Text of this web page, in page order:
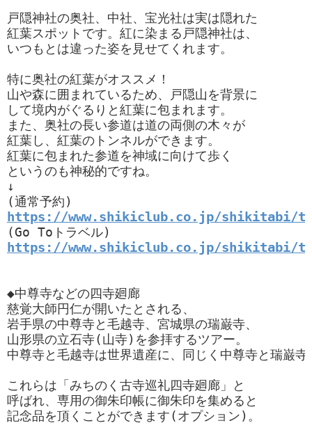
戸隠神社の奥社、中社、宝光社は実は隠れた
紅葉スポットです。紅に染まる戸隠神社は、
いつもとは違った姿を見せてくれます。
特に奥社の紅葉がオススメ！
山や森に囲まれているため、戸隠山を背景に
して境内がぐるりと紅葉に包まれます。
また、奥社の長い参道は道の両側の木々が
紅葉し、紅葉のトンネルができます。
紅葉に包まれた参道を神域に向けて歩く
というのも神秘的ですね。
↓
https://www.shikiclub.co.jp/shikitabi/
https://www.shikiclub.co.jp/shikitabi/
◆中尊寺などの四寺廻廊
慈覚大師円仁が開いたとされる、
岩手県の中尊寺と毛越寺、宮城県の瑞巌寺、
山形県の立石寺(山寺)を参拝するツアー。
中尊寺と毛越寺は世界遺産に、同じく中尊寺と瑞巌
これらは「みちのく古寺巡礼四寺廻廊」と
呼ばれ、専用の御朱印帳に御朱印を集めると
記念品を頂くことができます(オプション)。